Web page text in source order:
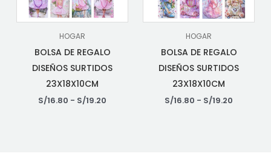
HOGAR
BOLSA DE REGALO
DISEÑOS SURTIDOS
23X18X10CM
S/16.80 - S/19.20
HOGAR
BOLSA DE REGALO
DISEÑOS SURTIDOS
23X18X10CM
S/16.80 - S/19.20